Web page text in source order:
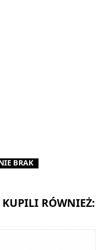
BRAK
RÓWNIEŻ: